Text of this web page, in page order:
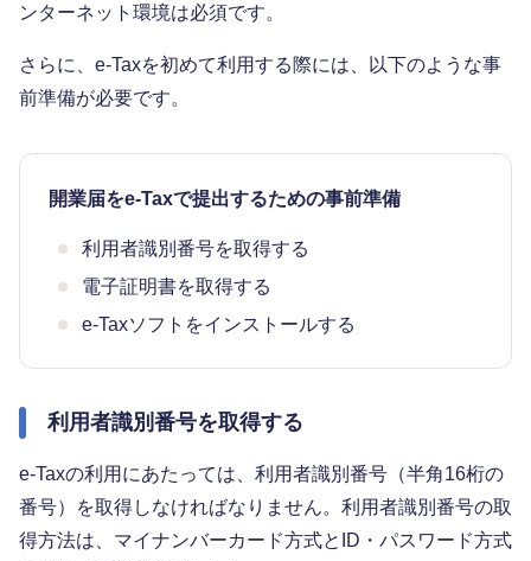
ンターネット環境は必須です。
さらに、e-Taxを初めて利用する際には、以下のような事
前準備が必要です。
開業届をe-Taxで提出するための事前準備
利用者識別番号を取得する
電子証明書を取得する
e-Taxソフトをインストールする
利用者識別番号を取得する
e-Taxの利用にあたっては、利用者識別番号（半角16桁の
番号）を取得しなければなりません。利用者識別番号の取
得方法は、マイナンバーカード方式とID・パスワード方式